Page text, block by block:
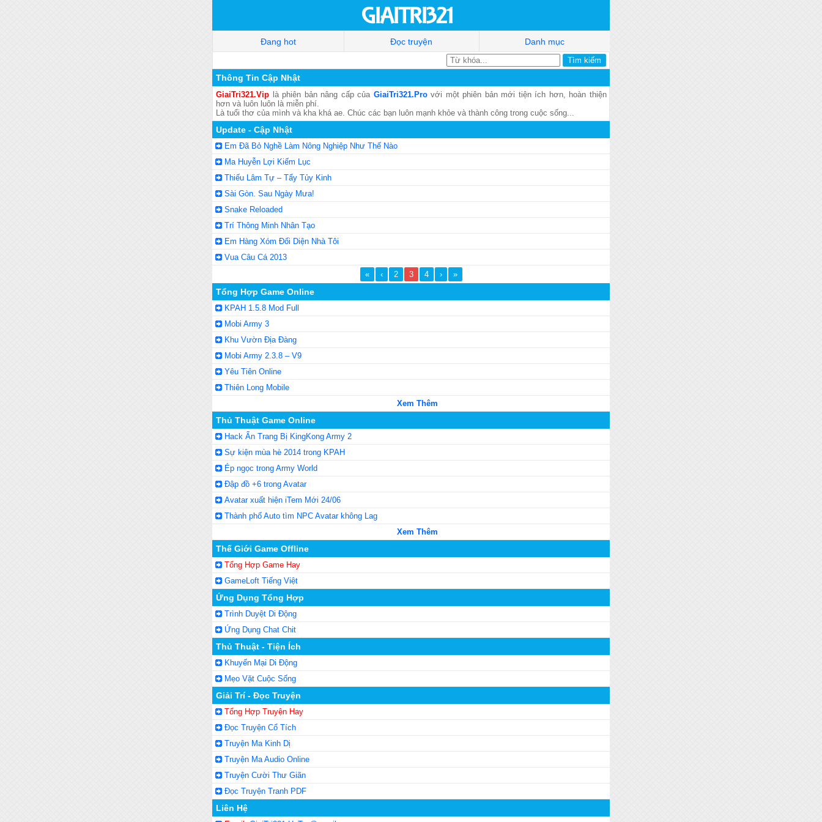
Đang hot Đọc truyện Danh mục
Thông Tin Cập Nhật
GiaiTri321.Vip là phiên bản nâng cấp của GiaiTri321.Provới một phiên bản mới tiện ích hơn, hoàn thiện
hơn và luôn luôn là miễn phí.
Là tuổi thơ của mình và kha khá ae. Chúc các bạn luôn mạnh khỏe và thành công trong cuộc sống...
Update - Cập Nhật
Em Đã Bỏ Nghề Làm Nông Nghiệp Như Thế Nào
Ma Huyễn Lợi Kiếm Lục
Thiếu Lâm Tự – Tẩy Tủy Kinh
Sài Gòn. Sau Ngày Mưa!
Snake Reloaded
Trí Thông Minh Nhân Tạo
Em Hàng Xóm Đối Diện Nhà Tôi
Vua Câu Cá 2013
«
‹ 2 3 4 › »
Tổng Hợp Game Online
KPAH 1.5.8 Mod Full
Mobi Army 3
Khu Vườn Địa Đàng
Mobi Army 2.3.8 – V9
Yêu Tiên Online
Thiên Long Mobile
Xem Thêm
Thủ Thuật Game Online
Hack Ẩn Trang Bị KingKong Army 2
Sự kiện mùa hè 2014 trong KPAH
Ép ngọc trong Army World
Đập đồ +6 trong Avatar
Avatar xuất hiện iTem Mới 24/06
Thành phố Auto tìm NPC Avatar không Lag
Xem Thêm
Thế Giới Game Offline
Tổng Hợp Game Hay
GameLoft Tiếng Việt
Ứng Dụng Tổng Hợp
Trình Duyệt Di Động
Ứng Dụng Chat Chit
Thủ Thuật - Tiện Ích
Khuyến Mại Di Động
Mẹo Vặt Cuộc Sống
Giải Trí - Đọc Truyện
Tổng Hợp Truyện Hay
Đọc Truyện Cổ Tích
Truyện Ma Kinh Dị
Truyện Ma Audio Online
Truyện Cười Thư Giãn
Đọc Truyện Tranh PDF
Liên Hệ